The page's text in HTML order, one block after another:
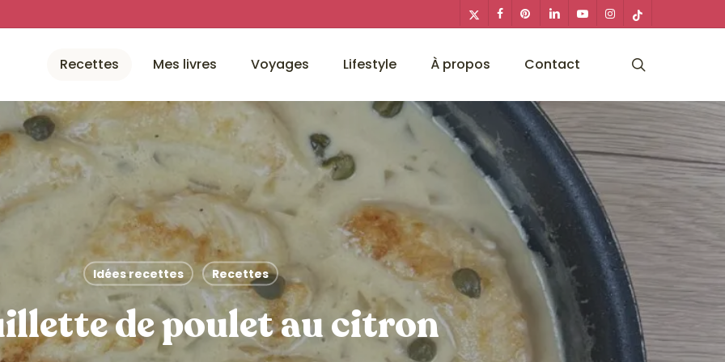
x-
twitter
facebookpinterestlinkedinyoutubeinstagram
tiktok
Recettes Mes livres Voyages Lifestyle À propos Contact
Idées recettes Recettes
de poulet au citron